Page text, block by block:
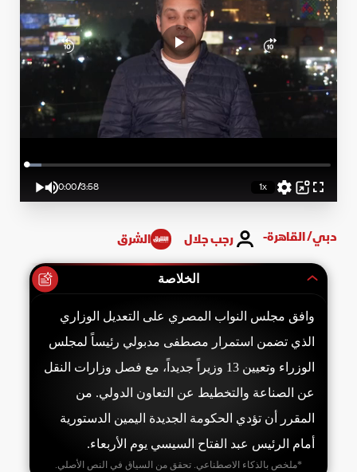
PlayMute
Current
0:00/
Duration
3:58
Loaded:
1xPlayback
Rate
Picture-
in-
Fullscreen
دبي/ القاهرة- رجب جلال الشرق
الخلاصة
وافق مجلس النواب المصري على التعديل الوزاري
الذي تضمن استمرار مصطفى مدبولي رئيساً لمجلس
الوزراء وتعيين 13 وزيراً جديداً، مع فصل وزارات النقل
عن الصناعة والتخطيط عن التعاون الدولي. من
المقرر أن تؤدي الحكومة الجديدة اليمين الدستورية
أمام الرئيس عبد الفتاح السيسي يوم الأربعاء.
*ملخص بالذكاء الاصطناعي. تحقق من السياق في النص الأصلي.